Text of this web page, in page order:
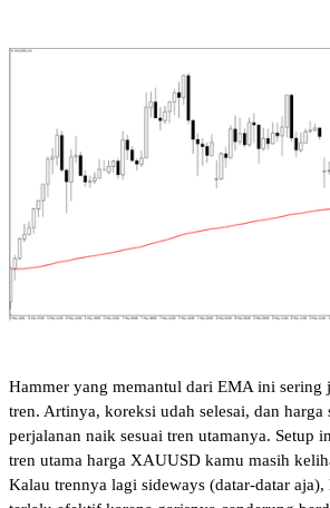
Hammer yang memantul dari EMA ini sering
tren. Artinya, koreksi udah selesai, dan harga
perjalanan naik sesuai tren utamanya. Setup
tren utama harga XAUUSD kamu masih
Kalau trennya lagi sideways (datar-datar